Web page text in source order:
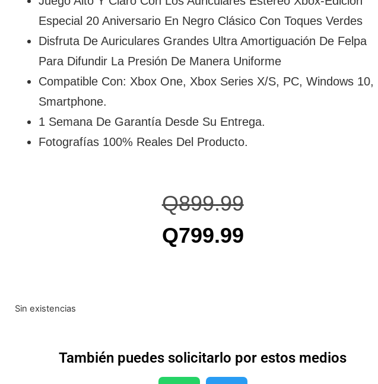
Especial 20 Aniversario En Negro Clásico Con Toques Verdes
Disfruta De Auriculares Grandes Ultra Amortiguación De Felpa
Para Difundir La Presión De Manera Uniforme
Compatible Con: Xbox One, Xbox Series X/S, PC, Windows 10,
Smartphone.
1 Semana De Garantía Desde Su Entrega.
Fotografías 100% Reales Del Producto.
Q899.99
Q799.99
Sin existencias
También puedes solicitarlo por estos medios